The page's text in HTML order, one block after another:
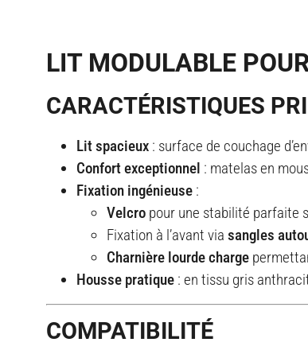
LIT MODULABLE
CARACTÉRISTIQUES
Lit spacieux : surface de couchage
Confort exceptionnel : matelas en
Fixation ingénieuse :
Velcro pour une stabilité parfaite
Fixation à l’avant via sangles
Charnière lourde charge
Housse pratique : en tissu gris
COMPATIBILITÉ